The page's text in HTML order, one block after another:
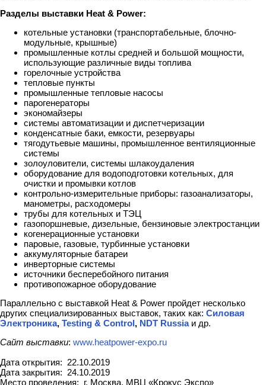
Разделы выставки Heat & Power:
котельные установки (транспортабельные, блочно-
модульные, крышные)
промышленные котлы средней и большой мощности,
использующие различные виды топлива
горелочные устройства
тепловые пункты
промышленные тепловые насосы
парогенераторы
экономайзеры
системы автоматизации и диспетчеризации
конденсатные баки, емкости, резервуары
тягодутьевые машины, промышленное вентиляционные
системы
золоуловители, системы шлакоудаления
оборудование для водоподготовки котельных, для
очистки и промывки котлов
контрольно-измерительные приборы: газоанализаторы,
манометры, расходомеры
трубы для котельных и ТЭЦ
газопоршневые, дизельные, бензиновые электростанции
когенерационные установки
паровые, газовые, турбинные установки
аккумуляторные батареи
инверторные системы
источники бесперебойного питания
противопожарное оборудование
Параллельно с выставкой Heat & Power пройдет несколько
других специализированных выставок, таких как: Силовая
Электроника, Testing & Control, NDT Russia и др.
Сайт выставки: www.heatpower-expo.ru
Дата открытия: 22.10.2019
Дата закрытия: 24.10.2019
Место проведения: г. Москва, МВЦ «Крокус Экспо»